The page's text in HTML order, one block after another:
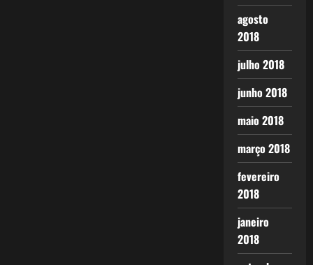
agosto
2018
julho 2018
junho 2018
maio 2018
março 2018
fevereiro
2018
janeiro
2018